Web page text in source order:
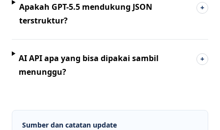
Apakah GPT-5.5 mendukung JSON
terstruktur?
+
AI API apa yang bisa dipakai sambil
menunggu?
+
Sumber dan catatan update